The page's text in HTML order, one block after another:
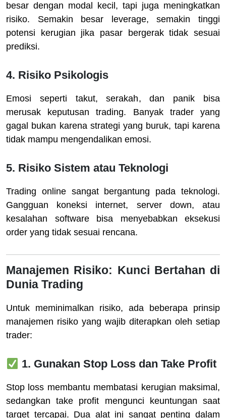
besar dengan modal kecil, tapi juga meningkatkan
risiko. Semakin besar leverage, semakin tinggi
potensi kerugian jika pasar bergerak tidak sesuai
prediksi.
4. Risiko Psikologis
Emosi seperti takut, serakah, dan panik bisa
merusak keputusan trading. Banyak trader yang
gagal bukan karena strategi yang buruk, tapi karena
tidak mampu mengendalikan emosi.
5. Risiko Sistem atau Teknologi
Trading online sangat bergantung pada teknologi.
Gangguan koneksi internet, server down, atau
kesalahan software bisa menyebabkan eksekusi
order yang tidak sesuai rencana.
Manajemen Risiko: Kunci Bertahan di
Dunia Trading
Untuk meminimalkan risiko, ada beberapa prinsip
manajemen risiko yang wajib diterapkan oleh setiap
trader:
1. Gunakan Stop Loss dan Take Profit
Stop loss membantu membatasi kerugian maksimal,
sedangkan take profit mengunci keuntungan saat
target tercapai. Dua alat ini sangat penting dalam